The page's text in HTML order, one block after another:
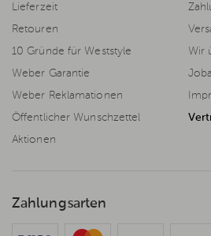
Lieferzeit
Retouren
10 Gründe für Weststyle
Weber Garantie
Weber Reklamationen
Öffentlicher Wunschzettel
Aktionen
Wir
Zahlungsarten